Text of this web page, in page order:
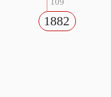
1882